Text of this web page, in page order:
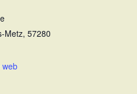
Metz, 57280
web